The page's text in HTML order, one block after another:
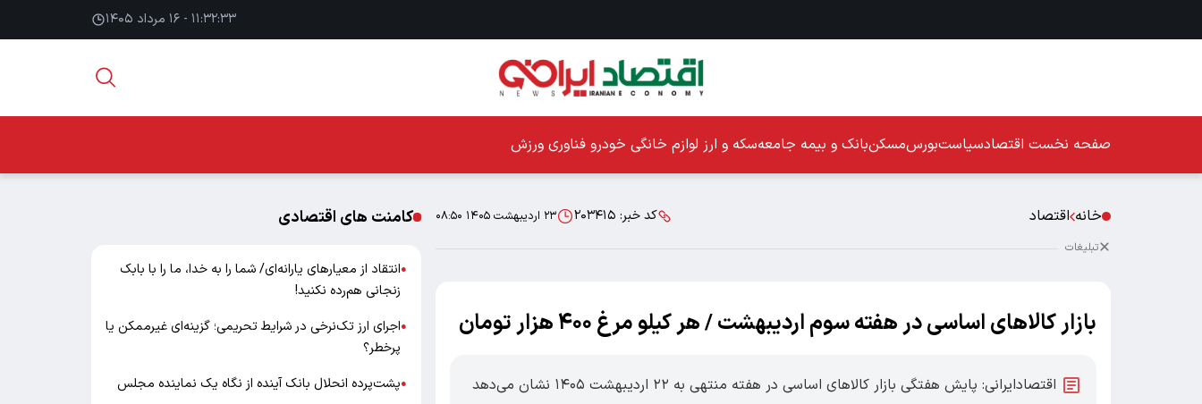
۱۱:۳۲:۳۴ - ۱۶ مرداد ۱۴۰۵
صفحه نخست اقتصادسیاستبورسمسکنبانک و بیمه جامعهسکه و ارز لوازم خانگی خودرو فناوری ورزش
خانه اقتصاد کد خبر: ۲۰۳۴۱۵ ۲۳ اردیبهشت ۱۴۰۵ ۰۸:۵۰
تبلیغات
بازار کالاهای اساسی در هفته سوم اردیبهشت / هر کیلو مرغ ۴۰۰ هزار تومان
اقتصادایرانی: پایش هفتگی بازار کالاهای اساسی در هفته منتهی به ۲۲ اردیبهشت ۱۴۰۵ نشان می‌دهد
کامنت های اقتصادی
●انتقاد از معیارهای یارانه‌ای/ شما را به خدا، ما را با بابک
زنجانی هم‌رده نکنید!
●اجرای ارز تک‌نرخی در شرایط تحریمی؛ گزینه‌ای غیرممکن یا
پرخطر؟
●پشت‌پرده انحلال بانک آینده از نگاه یک نماینده مجلس